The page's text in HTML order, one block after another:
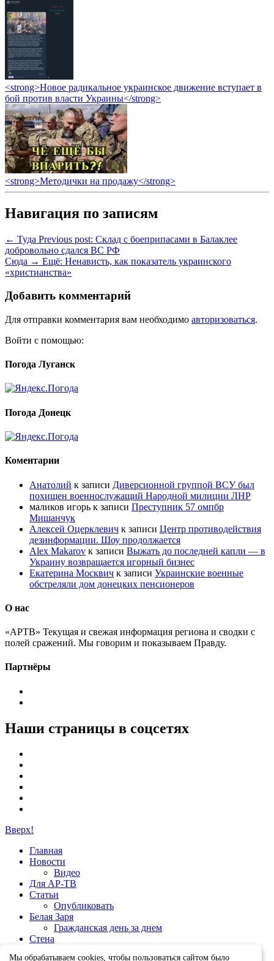
<strong>Новое радикальное украинское движение вступает в
бой против власти Украины</strong>
<strong>Методички на продажу</strong>
Навигация по записям
← Туда Previous post: Склад с боеприпасами в Балаклее
добровольно сдался ВС РФ
Сюда → Ещё: Ненависть, как показатель украинского
«христианства»
Добавить комментарий
Для отправки комментария вам необходимо авторизоваться.
Войти с помощью:
Погода Луганск
Погода Донецк
Коментарии
Анатолий к записи Диверсионной группой ВСУ был
похищен военнослужащий Народной милиции ЛНР
маликов игорь к записи Преступник 57 омпбр
Мишанчук
Алексей Оцерклевич к записи Центр противодействия
дезинформации. Шоу продолжается
Alex Makarov к записи Выжать до последней капли — в
Украину возвращается игорный бизнес
Екатерина Москвич к записи Украинские военные
обстреляли дом донецких пенсионеров
О нас
«АРТВ» Текущая и свежая информация региона и сводки с
полей сражений. Мы говорим и показываем Правду.
Партнёры
Наши страницы в соцсетях
Вверх!
Главная
Новости
Видео
Для АР-ТВ
Статьи
Опубликовать
Белая Заря
Гражданская день за днем
Стена
Мы обрабатываем cookies, чтобы пользоваться сайтом было